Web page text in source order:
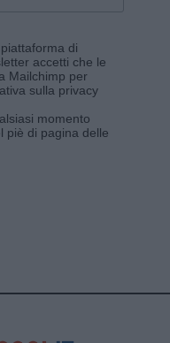
di
accetti che le
Mailchimp per
sulla privacy
momento
piè di pagina delle